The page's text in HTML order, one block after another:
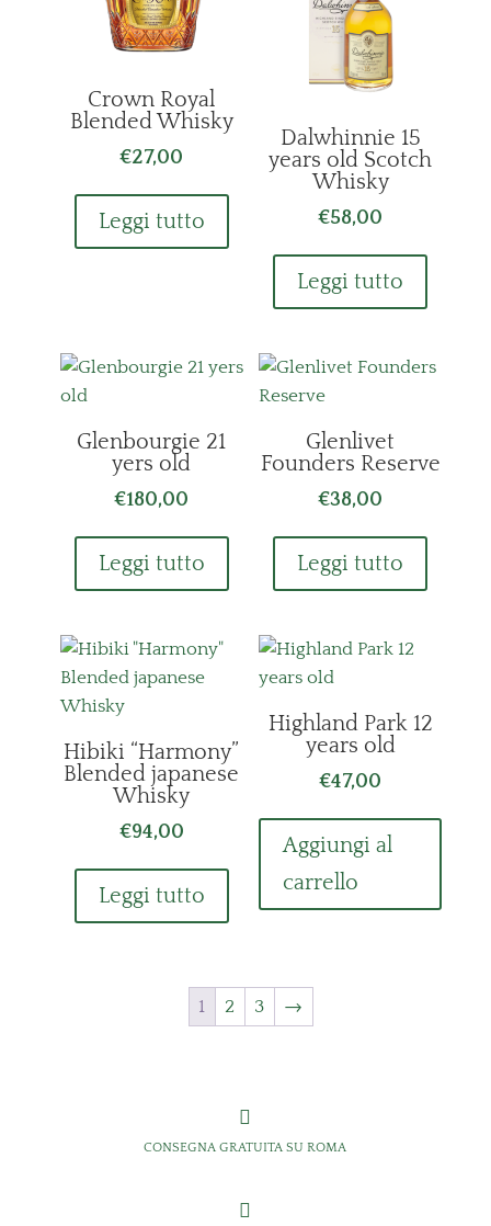
Crown Royal
Blended Whisky
€27,00
Leggi tutto
Dalwhinnie 15
years old Scotch
Whisky
€58,00
Leggi tutto
Glenbourgie 21
yers old
€180,00
Leggi tutto
Glenlivet
Founders Reserve
€38,00
Leggi tutto
Hibiki “Harmony”
Blended japanese
Whisky
€94,00
Leggi tutto
Highland Park 12
years old
€47,00
Aggiungi al
carrello
1 2 3 →

CONSEGNA GRATUITA SU ROMA
